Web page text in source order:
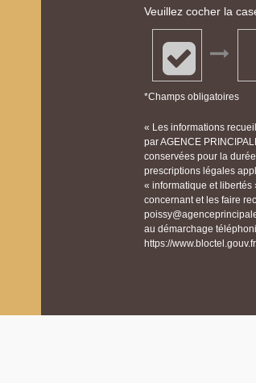
Veuillez cocher la
*Champs obligatoires
« Les informations
par AGENCE
conservées pour la
prescriptions légales
« informatique et libertés
concernant et les faire
au démarchage
https://